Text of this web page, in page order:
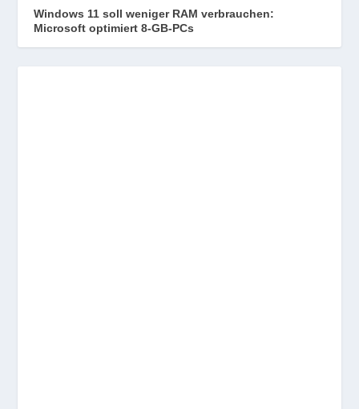
Windows 11 soll weniger RAM verbrauchen:
Microsoft optimiert 8-GB-PCs